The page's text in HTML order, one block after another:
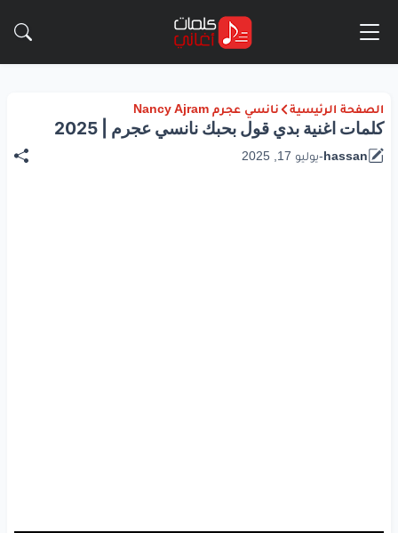
الصفحة الرئيسية نانسي عجرم Nancy Ajram
كلمات اغنية بدي قول بحبك نانسي عجرم | 2025
hassan
-يوليو 17, 2025